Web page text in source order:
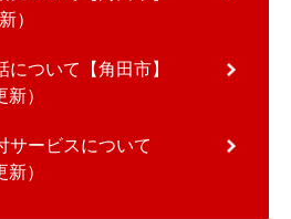
ついて【角田市】
新
サービスについて
新